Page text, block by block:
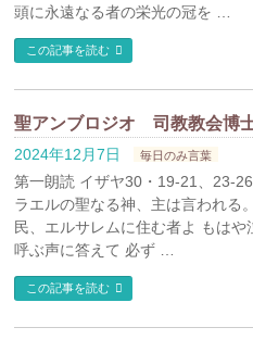
頭に永遠なる者の栄光の冠を …
この記事を読む
聖アンブロジオ 司教教会博
2024年12月7日 毎日のみ言葉
第一朗読 イザヤ30・19-21、23-
ラエルの聖なる神、主は言われる
民、エルサレムに住む者よ もは
呼ぶ声に答えて 必ず …
この記事を読む